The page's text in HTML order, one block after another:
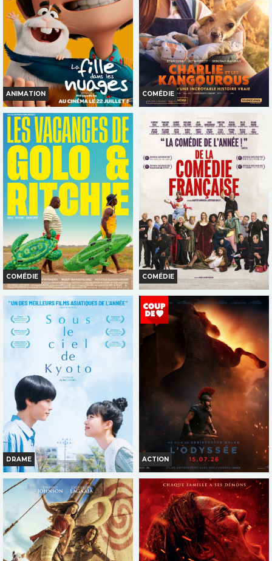
Réservation
TOUT PUBLIC
VF
Réservation
TOUT PUBLIC
VF
VOST
ANIMATION
LA FILLE DANS LES NUAGES
Horaires et Infos
Réservation
TOUT PUBLIC
VF
COMÉDIE
CHARLIE ET LES KANGOUROUS
Horaires et Infos
Bande-annonce
Réservation
TOUT PUBLIC
VF
COMÉDIE
LES VACANCES DE GOLO &
RITCHIE
Horaires et Infos
Bande-annonce
Réservation
TOUT PUBLIC
VF
COMÉDIE
DE LA COMÉDIE-FRANÇAISE
Horaires et Infos
Bande-annonce
Réservation
TOUT PUBLIC
VFST
DRAME
SOUS LE CIEL DE KYOTO
Horaires et Infos
Bande-annonce
Réservation
ACTION
L'ODYSSÉE
Horaires et Infos
Bande-annonce
Réservation